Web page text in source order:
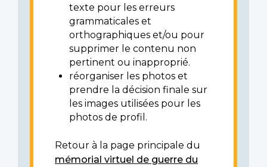
texte pour les erreurs
grammaticales et
orthographiques et/ou pour
supprimer le contenu non
pertinent ou inapproprié.
réorganiser les photos et
prendre la décision finale sur
les images utilisées pour les
photos de profil.
Retour à la page principale du
mémorial virtuel de guerre du